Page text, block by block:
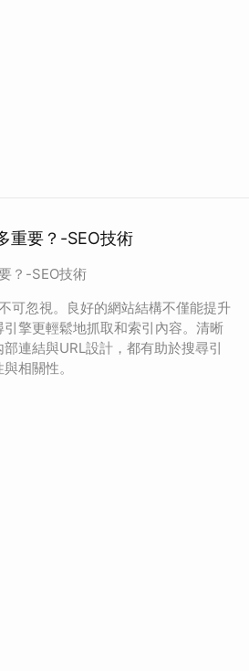
重要？-SEO技術
？-SEO技術
可忽視。良好的網站結構不僅能提升
擎更輕鬆地抓取和索引內容。清晰
連結與URL設計，都有助於搜尋引
相關性。